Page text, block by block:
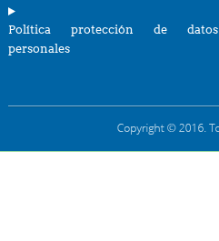
Política protección de datos
personales